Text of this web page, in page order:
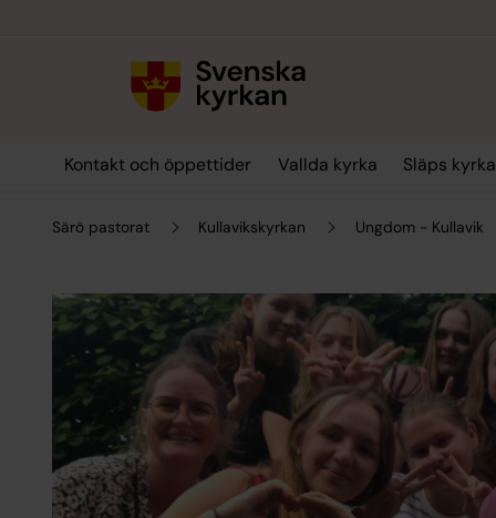
Kontakt och öppettider Vallda kyrka Släps kyrka
Särö pastorat Kullavikskyrkan Ungdom - Kullavik